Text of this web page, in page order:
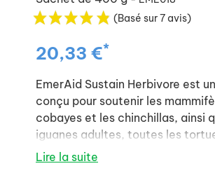
(Basé sur 7 avis)
20,33 €*
EmerAid Sustain Herbivore est
conçu pour soutenir les
cobayes et les chinchillas, ainsi
iguanes adultes, toutes les
remettent d'une maladie grave
Lire la suite